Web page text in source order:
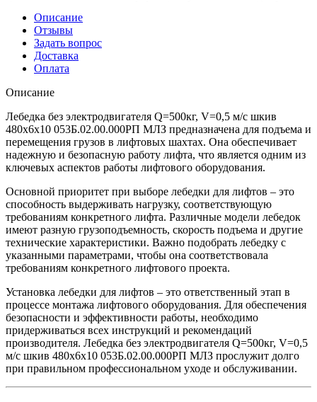
Описание
Отзывы
Задать вопрос
Доставка
Оплата
Описание
Лебедка без электродвигателя Q=500кг, V=0,5 м/с шкив
480х6х10 053Б.02.00.000РП МЛЗ предназначена для подъема и
перемещения грузов в лифтовых шахтах. Она обеспечивает
надежную и безопасную работу лифта, что является одним из
ключевых аспектов работы лифтового оборудования.
Основной приоритет при выборе лебедки для лифтов – это
способность выдерживать нагрузку, соответствующую
требованиям конкретного лифта. Различные модели лебедок
имеют разную грузоподъемность, скорость подъема и другие
технические характеристики. Важно подобрать лебедку с
указанными параметрами, чтобы она соответствовала
требованиям конкретного лифтового проекта.
Установка лебедки для лифтов – это ответственный этап в
процессе монтажа лифтового оборудования. Для обеспечения
безопасности и эффективности работы, необходимо
придерживаться всех инструкций и рекомендаций
производителя. Лебедка без электродвигателя Q=500кг, V=0,5
м/с шкив 480х6х10 053Б.02.00.000РП МЛЗ прослужит долго
при правильном профессиональном уходе и обслуживании.